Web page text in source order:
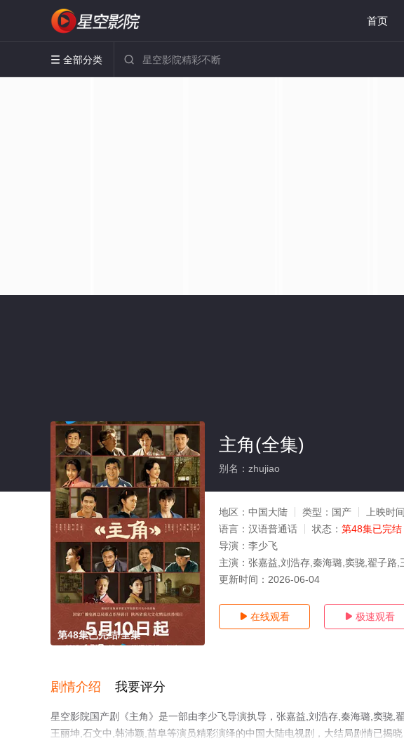
首页
 全部分类 
第48集已完结/全集
主角(全集)
别名：zhujiao
地区： 中国大陆 类型： 国产 上映时
语言： 汉语普通话 状态： 第48集已完结
导演： 李少飞
主演： 张嘉益,刘浩存,秦海璐,窦骁,翟子路
更新时间： 2026-06-04
 在线观看  极速观看
剧情介绍 我要评分
星空影院国产剧《主角》是一部由李少飞导演执导，张嘉益,刘浩存,秦海璐,窦骁,
王丽坤,石文中,韩沛颖,苗阜等演员精彩演绎的中国大陆电视剧，大结局剧情已揭